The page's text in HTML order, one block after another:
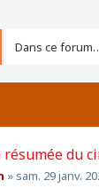
du
» sam. 29 janv.